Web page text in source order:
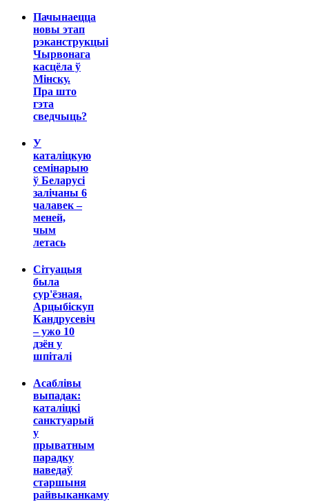
Пачынаецца
новы этап
рэканструкцыі
Чырвонага
касцёла ў
Мінску.
Пра што
гэта
сведчыць?
У
каталіцкую
семінарыю
ў Беларусі
залічаны 6
чалавек –
меней,
чым
летась
Сітуацыя
была
сур'ёзная.
Арцыбіскуп
Кандрусевіч
– ужо 10
дзён у
шпіталі
Асаблівы
выпадак:
каталіцкі
санктуарый
у
прыватным
парадку
наведаў
старшыня
райвыканкаму